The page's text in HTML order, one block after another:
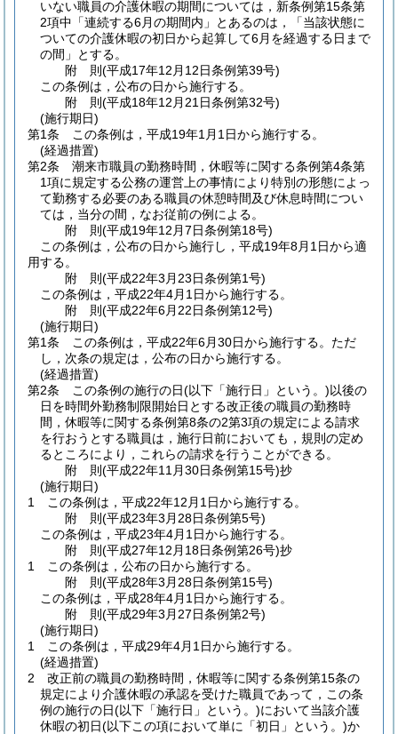
いない職員の介護休暇の期間については，新条例第15条第
2項中「連続する6月の期間内」とあるのは，「当該状態に
ついての介護休暇の初日から起算して6月を経過する日まで
の間」とする。
附 則(平成17年12月12日条例第39号)
この条例は，公布の日から施行する。
附 則(平成18年12月21日条例第32号)
(施行期日)
第1条
この条例は，平成19年1月1日から施行する。
(経過措置)
第2条
潮来市職員の勤務時間，休暇等に関する条例第4条第
1項に規定する公務の運営上の事情により特別の形態によっ
て勤務する必要のある職員の休憩時間及び休息時間につい
ては，当分の間，なお従前の例による。
附 則(平成19年12月7日条例第18号)
この条例は，公布の日から施行し，平成19年8月1日から適
用する。
附 則(平成22年3月23日条例第1号)
この条例は，平成22年4月1日から施行する。
附 則(平成22年6月22日条例第12号)
(施行期日)
第1条
この条例は，平成22年6月30日から施行する。 ただ
し，次条の規定は，公布の日から施行する。
(経過措置)
第2条
この条例の施行の日(以下「施行日」という。)以後の
日を時間外勤務制限開始日とする改正後の職員の勤務時
間，休暇等に関する条例第8条の2第3項の規定による請求
を行おうとする職員は，施行日前においても，規則の定め
るところにより，これらの請求を行うことができる。
附 則(平成22年11月30日条例第15号)抄
(施行期日)
1
この条例は，平成22年12月1日から施行する。
附 則(平成23年3月28日条例第5号)
この条例は，平成23年4月1日から施行する。
附 則(平成27年12月18日条例第26号)抄
1
この条例は，公布の日から施行する。
附 則(平成28年3月28日条例第15号)
この条例は，平成28年4月1日から施行する。
附 則(平成29年3月27日条例第2号)
(施行期日)
1
この条例は，平成29年4月1日から施行する。
(経過措置)
2
改正前の職員の勤務時間，休暇等に関する条例第15条の
規定により介護休暇の承認を受けた職員であって，この条
例の施行の日(以下「施行日」という。)において当該介護
休暇の初日(以下この項において単に「初日」という。)か